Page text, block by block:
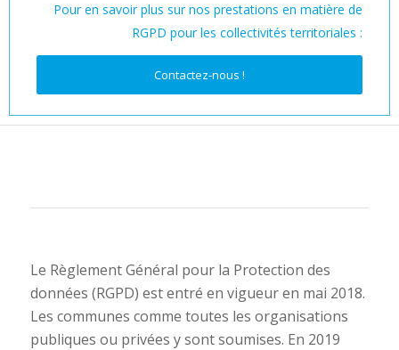
Pour en savoir plus sur nos prestations en matière de
RGPD pour les collectivités territoriales :
Contactez-nous !
Le Règlement Général pour la Protection des
données (RGPD) est entré en vigueur en mai 2018.
Les communes comme toutes les organisations
publiques ou privées y sont soumises. En 2019